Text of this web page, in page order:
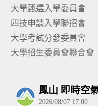
大學甄選入學委員會
四技申請入學聯招會
大學考試分發委員會
大學招生委員會聯合會